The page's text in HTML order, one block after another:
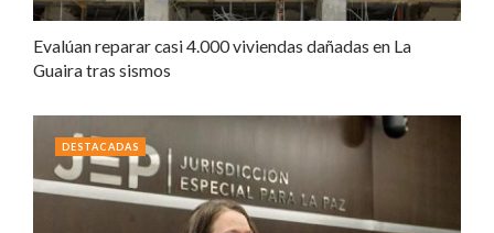
Evalúan reparar casi 4.000 viviendas dañadas en La
Guaira tras sismos
DESTACADAS